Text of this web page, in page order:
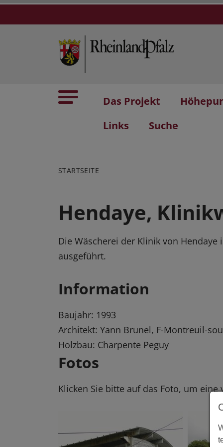
Das Projekt
Links
Suche
STARTSEITE
Hendaye,
Die Wäscherei der Klinik von
ausgeführt.
Information
Baujahr: 1993
Architekt: Yann Brunel, F-Montreuil-
Holzbau: Charpente Peguy
Fotos
Klicken Sie bitte auf das Foto, um